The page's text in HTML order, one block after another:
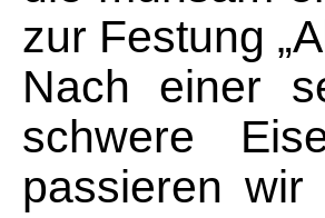
zur Festung
Nach einer
schwere
passieren